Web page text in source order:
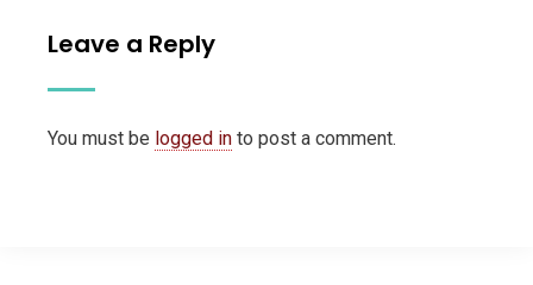
Leave a Reply
You must be logged in to post a comment.